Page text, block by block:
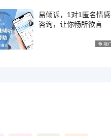
易倾诉，1对1匿名情感
咨询，让你畅所欲言